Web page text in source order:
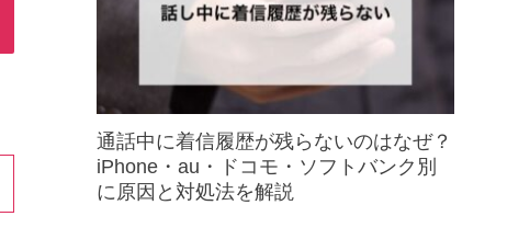
通話中に着信履歴が残らないのはなぜ？
iPhone・au・ドコモ・ソフトバンク別
に原因と対処法を解説